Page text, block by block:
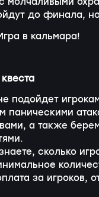
до финала,
в кальмара!
подойдет
паническими
а также
сколько
за игроков,